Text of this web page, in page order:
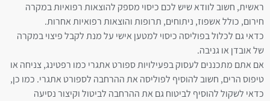
ראשית, חשוב לוודא שיש לכם כיסוי מספק להוצאות רפואיות במקרה
חירום, כולל אשפוז, ניתוחים, תרופות והוצאות רפואיות אחרות.
כדאי גם לכלול בפוליסה כיסוי למטען אישי על מנת לקבל פיצוי במקרה
של אובדן או גניבה.
אם אתם מתכננים לעסוק בפעילויות ספורט אתגרי כמו רפטינג, צניחה או
טיפוס הרים, חשוב להוסיף לפוליסה את ההרחבה לספורט אתגרי. כמו כן,
כדאי לשקול להוסיף לביטוח גם את ההרחבה לביטול וקיצור נסיעה